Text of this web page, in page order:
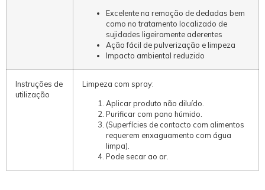
Excelente na remoção de dedadas bem
como no tratamento localizado de
sujidades ligeiramente aderentes
Ação fácil de pulverização e limpeza
Impacto ambiental reduzido
Instruções de
utilização
Limpeza com spray:
Aplicar produto não diluído.
Purificar com pano húmido.
(Superfícies de contacto com alimentos
requerem enxaguamento com água
limpa).
Pode secar ao ar.